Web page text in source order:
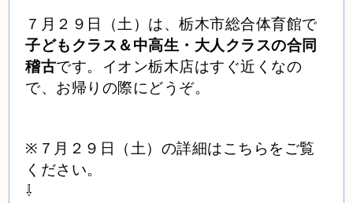
７月２９日（土）は、栃木市総合体育館で
子どもクラス＆中高生・大人クラスの合同
稽古です。 イオン栃木店はすぐ近くなの
で、お帰りの際にどうぞ。
※７月２９日（土）の詳細はこちらをご覧
ください。
⇩